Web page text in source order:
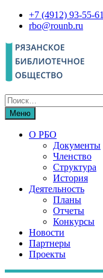
Перейти+7 (4912) 93-55-61
rbo@rounb.ru
Поиск
по:Меню
О РБО
Документы
Членство
Структура
История
Деятельность
Планы
Отчеты
Конкурсы
Новости
Партнеры
Проекты